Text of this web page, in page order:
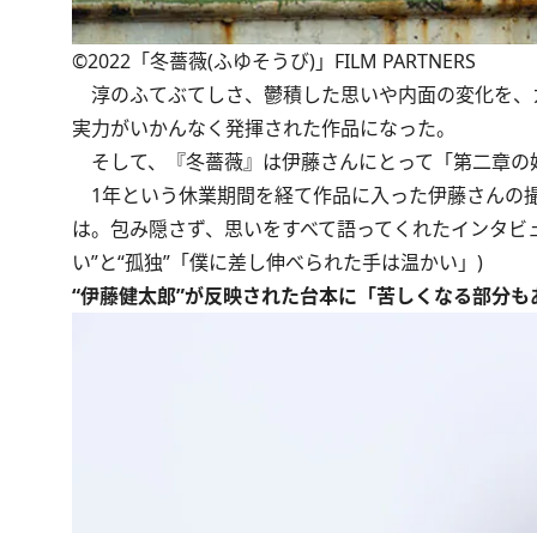
©2022「冬薔薇(ふゆそうび)」FILM PARTNERS
淳のふてぶてしさ、鬱積した思いや内面の変化を
実力がいかんなく発揮された作品になった。
そして、『冬薔薇』は伊藤さんにとって「第二章
1年という休業期間を経て作品に入った伊藤さんの
は。包み隠さず、思いをすべて語ってくれたインタ
い”と“孤独”「僕に差し伸べられた手は温かい」 )
“伊藤健太郎”が反映された台本に「苦しくなる部分も